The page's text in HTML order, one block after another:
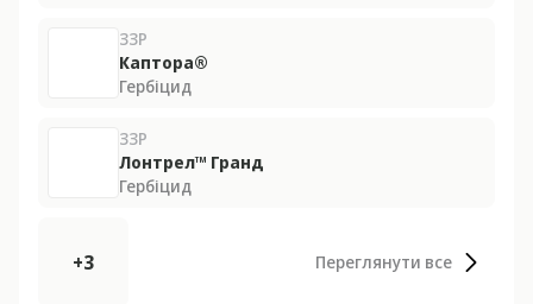
ЗЗР
Каптора®
Гербіцид
ЗЗР
Лонтрел™ Гранд
Гербіцид
+3 Переглянути все